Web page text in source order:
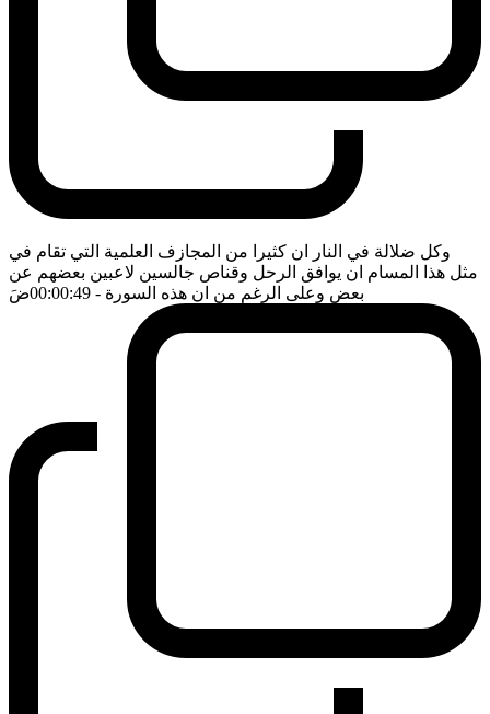
وكل ضلالة في النار ان كثيرا من المجازف العلمية التي تقام في
مثل هذا المسام ان يوافق الرحل وقناص جالسين لاعبين بعضهم عن
بعض وعلى الرغم من ان هذه السورة - 00:00:49 ضَ